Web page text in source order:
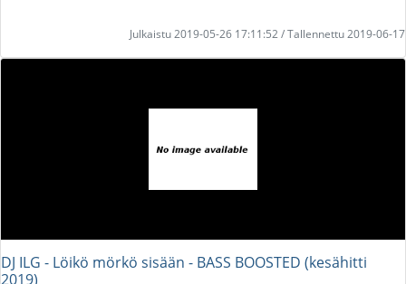
Julkaistu 2019-05-26 17:11:52 / Tallennettu 2019-06-17
DJ ILG - Löikö mörkö sisään - BASS BOOSTED (kesähitti
2019)